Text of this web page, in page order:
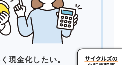
現金化したい。